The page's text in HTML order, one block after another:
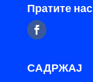
Пратите нас
САДРЖАЈ